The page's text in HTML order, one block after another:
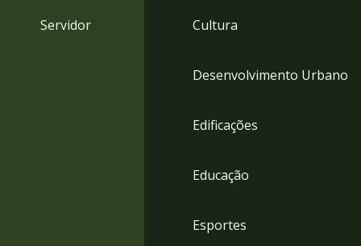
Servidor Cultura
Desenvolvimento Urbano
Edificações
Educação
Esportes